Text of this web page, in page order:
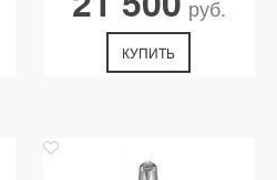
руб.
КУПИТЬ